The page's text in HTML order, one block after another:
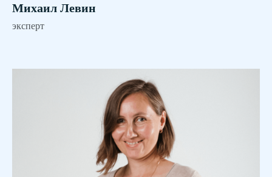
Михаил Левин
эксперт